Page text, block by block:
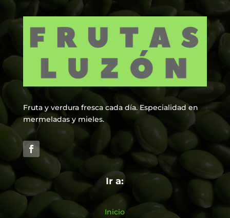
Fruta y verdura fresca cada día. Especialidad en
mermeladas y mieles.
Ir a:
Inicio